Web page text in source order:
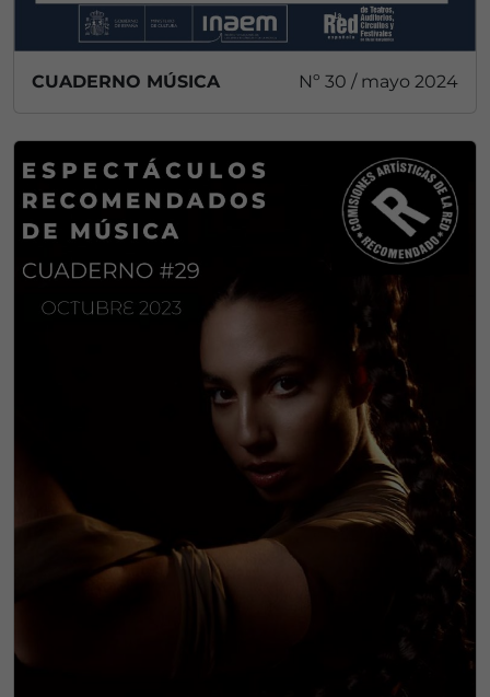
CUADERNO MÚSICA Nº 30 / mayo 2024